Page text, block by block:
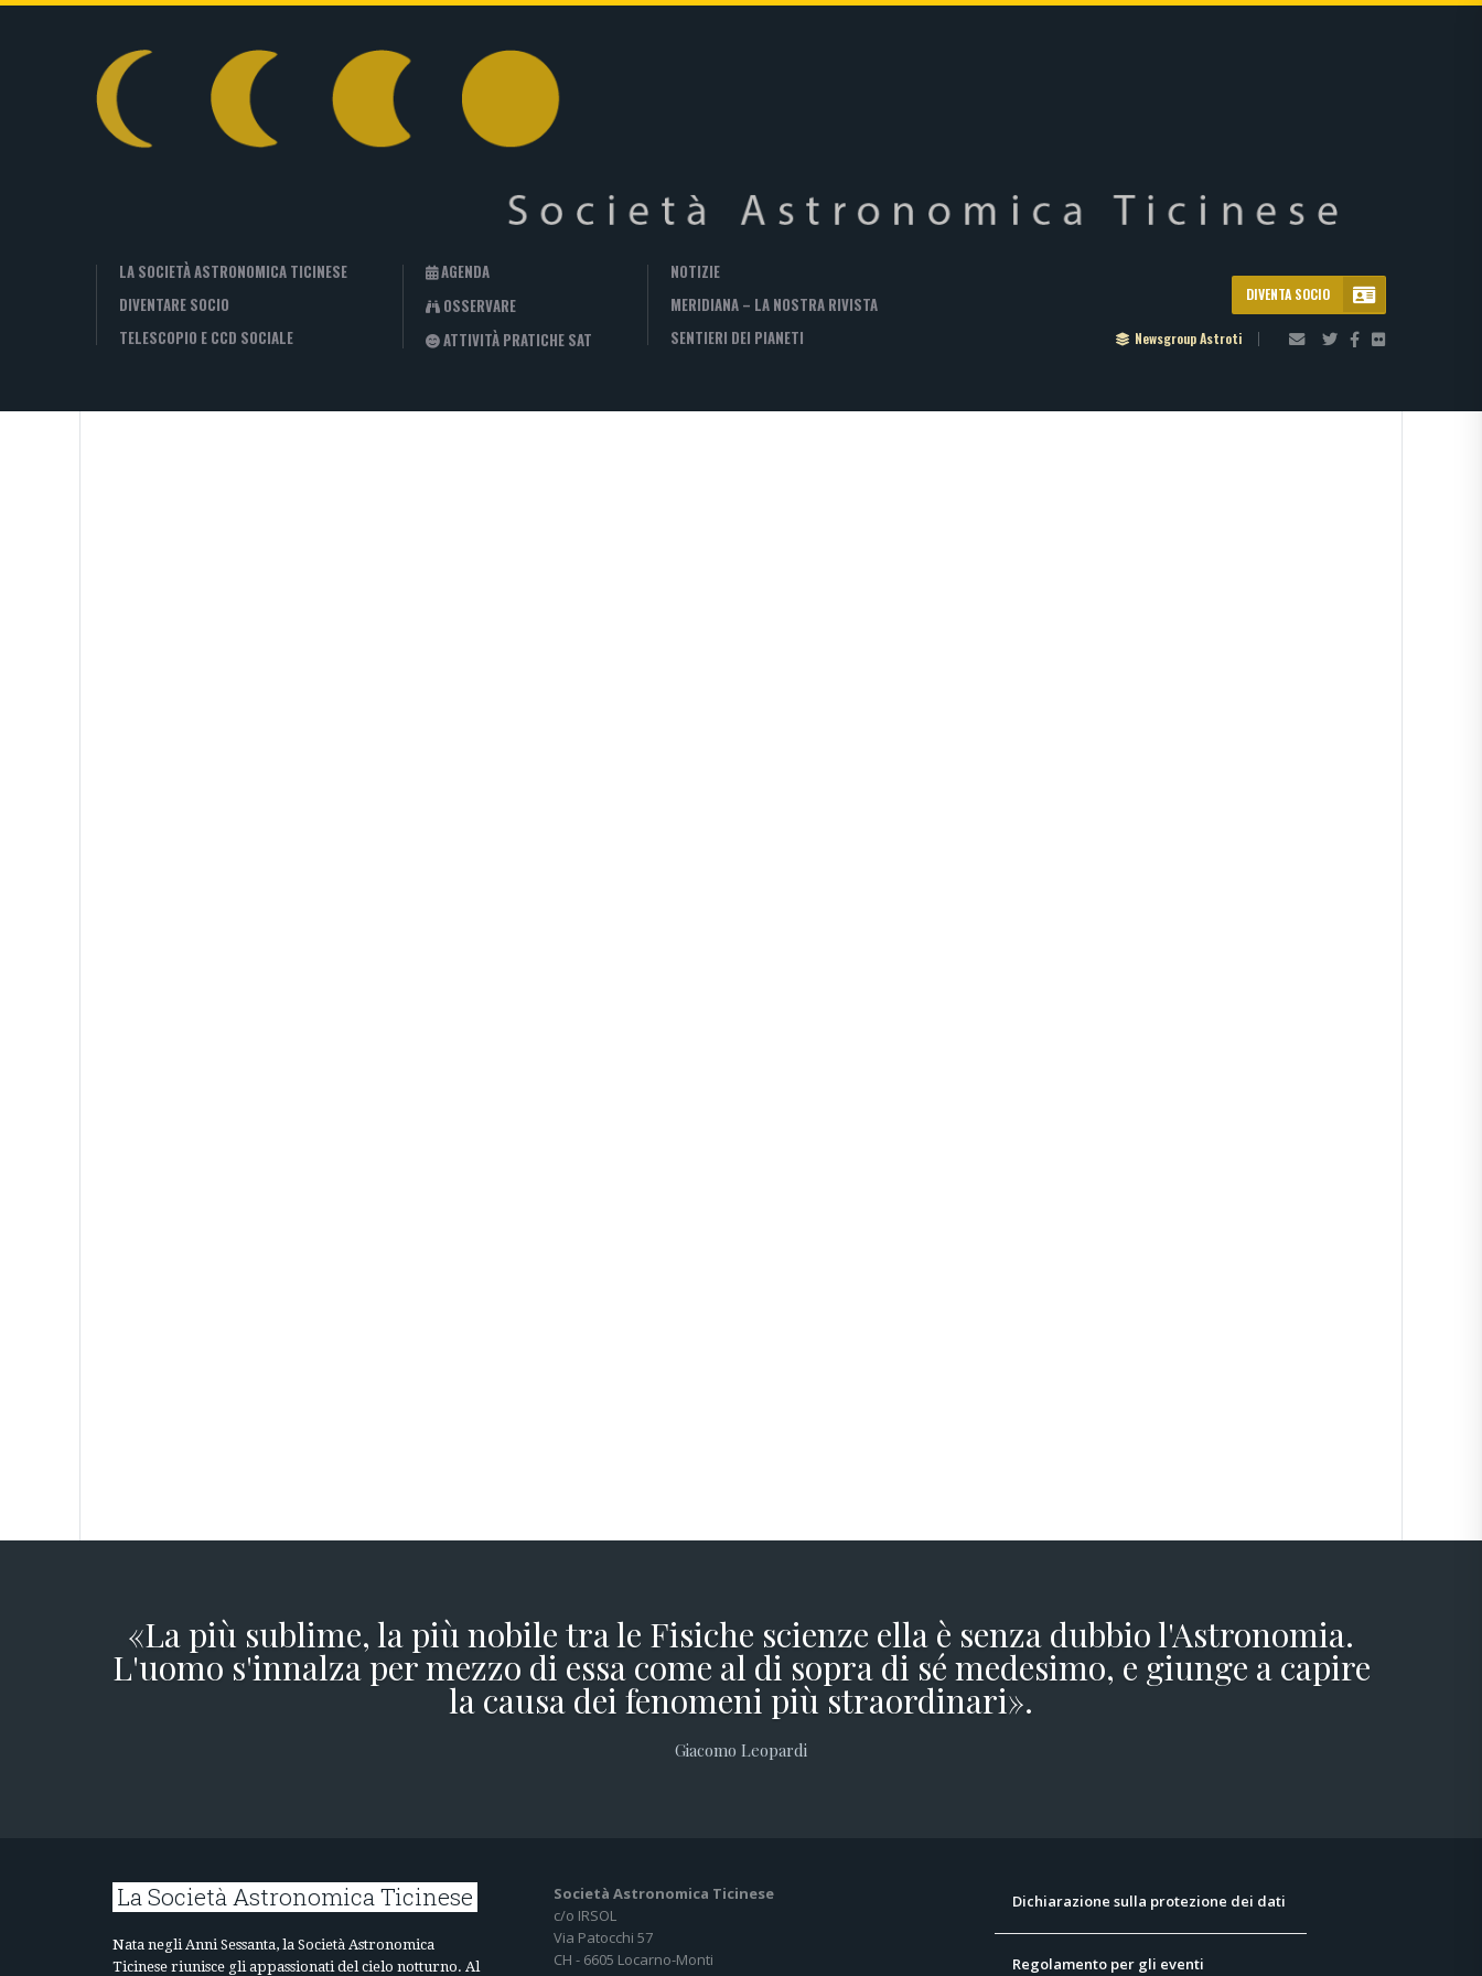
LA SOCIETÀ ASTRONOMICA TICINESE
DIVENTARE SOCIO
TELESCOPIO E CCD SOCIALE
AGENDA
OSSERVARE
ATTIVITÀ PRATICHE SAT
NOTIZIE
MERIDIANA – LA NOSTRA RIVISTA
SENTIERI DEI PIANETI
DIVENTA SOCIO
Newsgroup Astroti
«La più sublime, la più nobile tra le Fisiche scienze ella è senza dubbio l'Astronomia.
L'uomo s'innalza per mezzo di essa come al di sopra di sé medesimo, e giunge a capire
la causa dei fenomeni più straordinari».
Giacomo Leopardi
La Società Astronomica Ticinese
Nata negli Anni Sessanta, la Società Astronomica
Ticinese riunisce gli appassionati del cielo notturno. Al
Società Astronomica Ticinese
c/o IRSOL
Via Patocchi 57
CH - 6605 Locarno-Monti
Dichiarazione sulla protezione dei dati
Regolamento per gli eventi